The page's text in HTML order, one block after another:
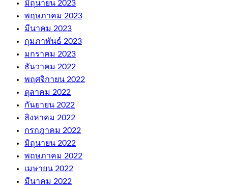
มิถุนายน 2023
พฤษภาคม 2023
มีนาคม 2023
กุมภาพันธ์ 2023
มกราคม 2023
ธันวาคม 2022
พฤศจิกายน 2022
ตุลาคม 2022
กันยายน 2022
สิงหาคม 2022
กรกฎาคม 2022
มิถุนายน 2022
พฤษภาคม 2022
เมษายน 2022
มีนาคม 2022